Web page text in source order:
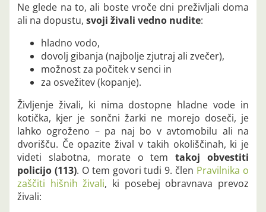
Ne glede na to, ali boste vroče dni preživljali doma
ali na dopustu, svoji živali vedno nudite:
hladno vodo,
dovolj gibanja (najbolje zjutraj ali zvečer),
možnost za počitek v senci in
za osvežitev (kopanje).
Življenje živali, ki nima dostopne hladne vode in
kotička, kjer je sončni žarki ne morejo doseči, je
lahko ogroženo – pa naj bo v avtomobilu ali na
dvorišču. Če opazite žival v takih okoliščinah, ki je
videti slabotna, morate o temtakoj obvestiti
policijo (113). O tem govori tudi 9. člen Pravilnika o
zaščiti hišnih živali, ki posebej obravnava prevoz
živali: